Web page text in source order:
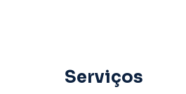
Serviços